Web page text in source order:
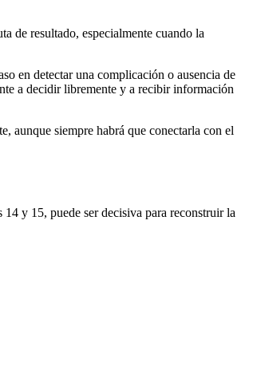
de resultado, especialmente cuando la
en detectar una complicación o ausencia de
a decidir libremente y a recibir información
aunque siempre habrá que conectarla con el
y 15, puede ser decisiva para reconstruir la